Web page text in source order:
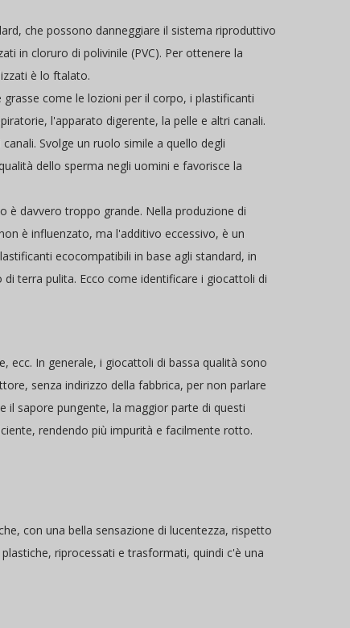
che possono danneggiare il sistema riproduttivo
in cloruro di polivinile (PVC). Per ottenere la
è lo ftalato.
come le lozioni per il corpo, i plastificanti
l'apparato digerente, la pelle e altri canali.
Svolge un ruolo simile a quello degli
dello sperma negli uomini e favorisce la
è davvero troppo grande. Nella produzione di
è influenzato, ma l'additivo eccessivo, è un
ecocompatibili in base agli standard, in
terra pulita. Ecco come identificare i giocattoli di
ecc. In generale, i giocattoli di bassa qualità sono
senza indirizzo della fabbrica, per non parlare
sapore pungente, la maggior parte di questi
rendendo più impurità e facilmente rotto.
con una bella sensazione di lucentezza, rispetto
riprocessati e trasformati, quindi c'è una